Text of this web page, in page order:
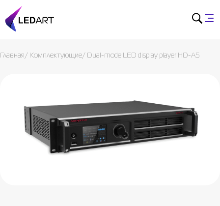
Главная / Комплектующие/ Dual-mode LED display player HD-A5